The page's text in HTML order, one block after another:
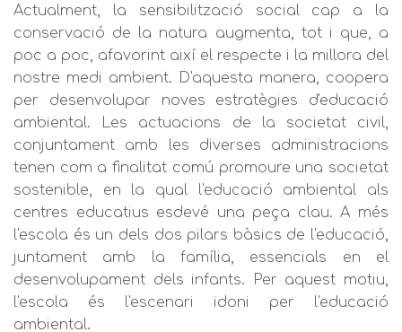
Actualment, la sensibilització social cap a la
conservació de la natura augmenta, tot i que, a
poc a poc, afavorint així el respecte i la millora del
nostre medi ambient. D'aquesta manera, coopera
per desenvolupar noves estratègies d'educació
ambiental. Les actuacions de la societat civil,
conjuntament amb les diverses administracions
tenen com a finalitat comú promoure una societat
sostenible, en la qual l'educació ambiental als
centres educatius esdevé una peça clau. A més
l'escola és un dels dos pilars bàsics de l'educació,
juntament amb la família, essencials en el
desenvolupament dels infants. Per aquest motiu,
l'escola és l'escenari idoni per l'educació
ambiental.